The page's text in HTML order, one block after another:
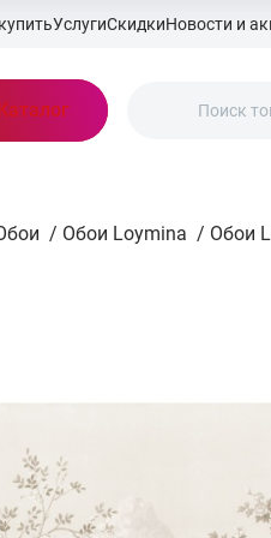
УслугиСкидкиНовости и
/ Обои Loymina / Обои